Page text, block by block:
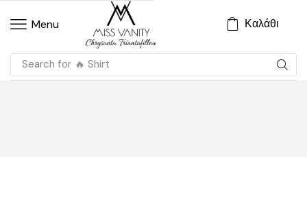
Menu Καλάθι
Search for 🔥 Shirt